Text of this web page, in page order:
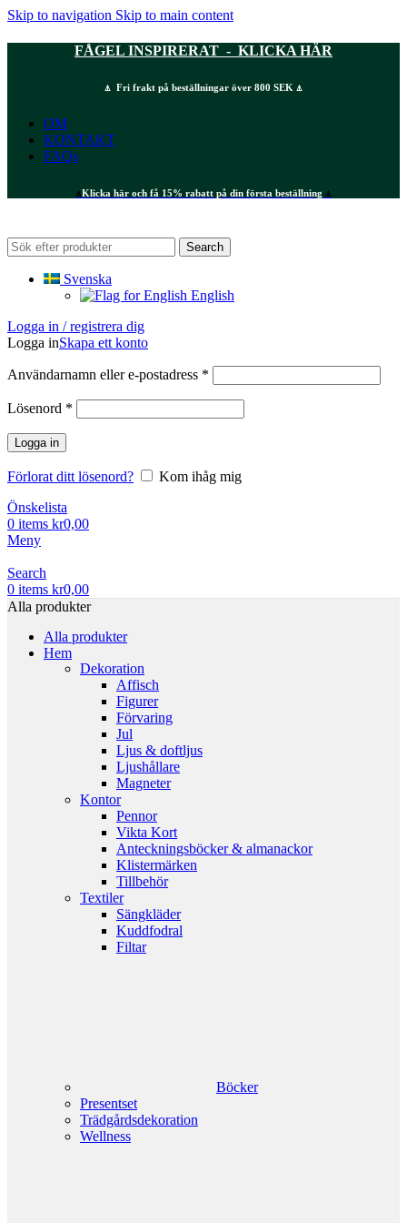
Skip to navigation Skip to main content
FÅGEL INSPIRERAT - KLICKA HÄR
⍋ Fri frakt på beställningar över 800 SEK ⍋
OM
KONTAKT
FAQs
⍋Klicka här och få 15% rabatt på din första beställning ⍋
Search
Svenska
English
Logga in / registrera dig
Logga inSkapa ett konto
Användarnamn eller e-postadress *
Lösenord *
Logga in
Förlorat ditt lösenord?
Kom ihåg mig
Önskelista
0 items kr0,00
Meny
Search
0 items kr0,00
Alla produkter
Alla produkter
Hem
Dekoration
Affisch
Figurer
Förvaring
Jul
Ljus & doftljus
Ljushållare
Magneter
Kontor
Pennor
Vikta Kort
Anteckningsböcker & almanackor
Klistermärken
Tillbehör
Textiler
Sängkläder
Kuddfodral
Filtar
Böcker
Presentset
Trädgårdsdekoration
Wellness